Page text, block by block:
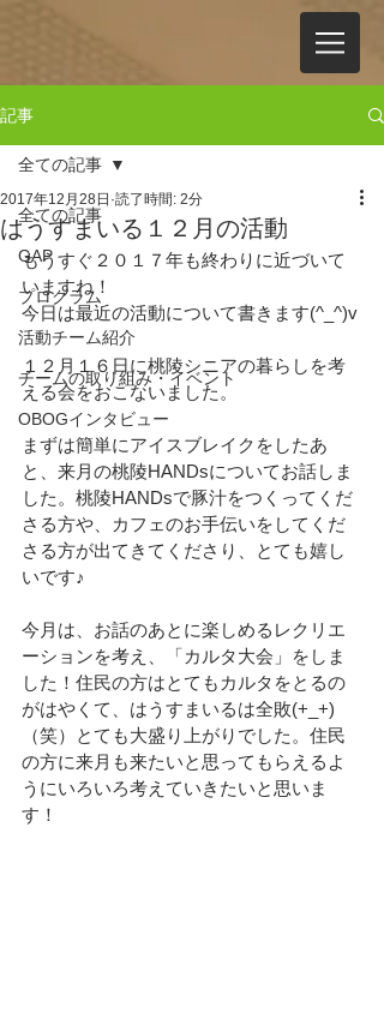
記事
全ての記事
GAP
プログラム
活動チーム紹介
チームの取り組み・イベント
OBOGインタビュー
全ての記事
はうすまいる１２月の活動
2017年12月28日 読了時間: 2分
もうすぐ２０１７年も終わりに近づいて
いますね！
今日は最近の活動について書きます(^_^)v
１２月１６日に桃陵シニアの暮らしを考
える会をおこないました。
まずは簡単にアイスブレイクをしたあ
と、来月の桃陵HANDsについてお話しま
した。桃陵HANDsで豚汁をつくってくだ
さる方や、カフェのお手伝いをしてくだ
さる方が出てきてくださり、とても嬉し
いです♪
今月は、お話のあとに楽しめるレクリエ
ーションを考え、「カルタ大会」をしま
した！住民の方はとてもカルタをとるの
がはやくて、はうすまいるは全敗(+_+)
（笑）とても大盛り上がりでした。住民
の方に来月も来たいと思ってもらえるよ
うにいろいろ考えていきたいと思いま
す！